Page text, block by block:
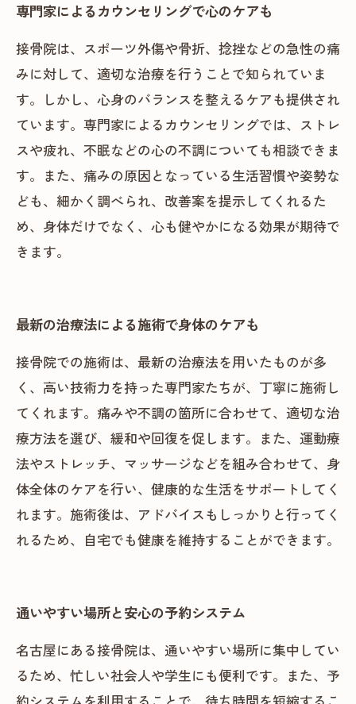
専門家によるカウンセリングで心のケアも
接骨院は、スポーツ外傷や骨折、捻挫などの急性の痛
みに対して、適切な治療を行うことで知られていま
す。しかし、心身のバランスを整えるケアも提供され
ています。専門家によるカウンセリングでは、ストレ
スや疲れ、不眠などの心の不調についても相談できま
す。また、痛みの原因となっている生活習慣や姿勢な
ども、細かく調べられ、改善案を提示してくれるた
め、身体だけでなく、心も健やかになる効果が期待で
きます。
最新の治療法による施術で身体のケアも
接骨院での施術は、最新の治療法を用いたものが多
く、高い技術力を持った専門家たちが、丁寧に施術し
てくれます。痛みや不調の箇所に合わせて、適切な治
療方法を選び、緩和や回復を促します。また、運動療
法やストレッチ、マッサージなどを組み合わせて、身
体全体のケアを行い、健康的な生活をサポートしてく
れます。施術後は、アドバイスもしっかりと行ってく
れるため、自宅でも健康を維持することができます。
通いやすい場所と安心の予約システム
名古屋にある接骨院は、通いやすい場所に集中してい
るため、忙しい社会人や学生にも便利です。また、予